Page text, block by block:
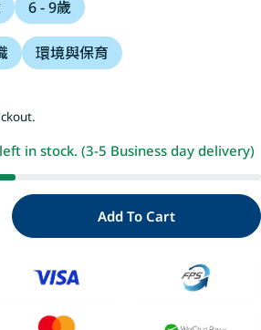
6 - 9歲
環境與保育
in stock. (3-5 Business day delivery)
For 登登登!透光Show 海洋生物
Quantity For 登登登!透光Show
Add To Cart